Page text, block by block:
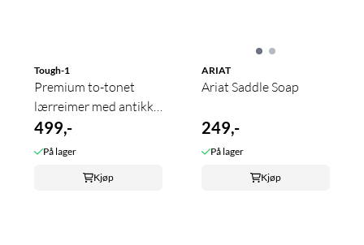
Tough-1
Premium to-tonet
lærreimer med antikke
detaljer - ...
499,-
På lager
Kjøp
ARIAT
Ariat Saddle Soap
249,-
På lager
Kjøp